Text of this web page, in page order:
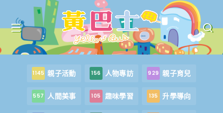
1145 親子活動 156 人物專訪 929 親子育兒
557 人間美事 105 趣味學習 135 升學導向